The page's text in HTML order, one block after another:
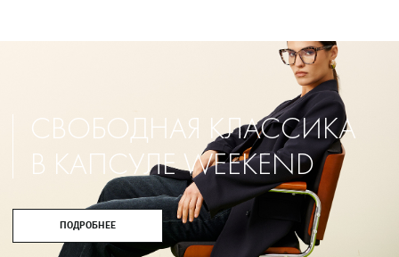
СВОБОДНАЯ КЛАССИКА
В КАПСУЛЕ WEEKEND
ПОДРОБНЕЕ